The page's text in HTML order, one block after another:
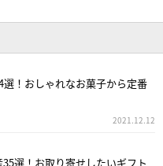
選！おしゃれなお菓子から定番
2021.12.12
35選！お取り寄せしたいギフト